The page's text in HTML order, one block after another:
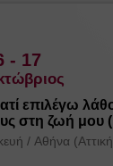
- 17
επιλέγω
στη ζωή μου (
/ Αθήνα